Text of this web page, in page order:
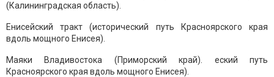
(Калининградская область).
Енисейский тракт (исторический путь Красноярского края
вдоль мощного Енисея).
Маяки Владивостока (Приморский край). еский путь
Красноярского края вдоль мощного Енисея).